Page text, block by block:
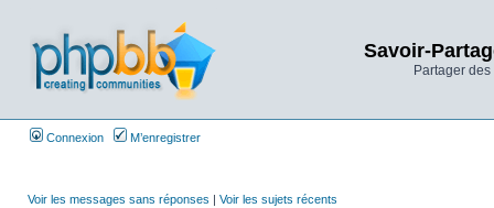
Savoir-
Partager
Connexion M’enregistrer
Voir les messages sans réponses | Voir les sujets récents